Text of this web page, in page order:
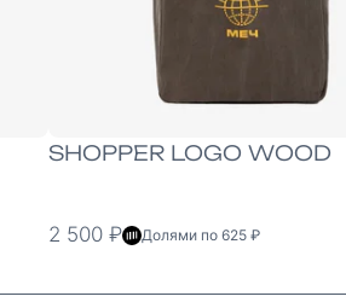
SHOPPER LOGO WOOD
2 500 ₽ Долями по 625 ₽